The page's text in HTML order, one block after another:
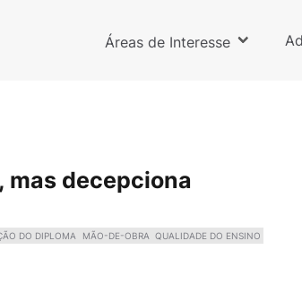
Áreas de Interesse
mas decepciona
DO DIPLOMA MÃO-DE-OBRA QUALIDADE DO ENSINO